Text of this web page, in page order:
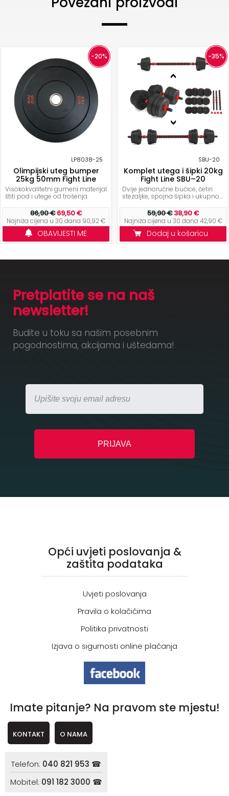
-20%
LP8038-25
Olimpijski uteg bumper
25kg 50mm Fight Line
Visokokvalitetni gumeni materijal
štiti pod i utege od trošenja.
86,90 €69,50 €
Najniža cijena u 30 dana 90,92 €
OBAVIJESTI ME
-35%
SBU-20
Komplet utega i šipki 20kg
Fight Line SBU–20
Dvije jednoručne bučice, četiri
stezaljke, spojna šipka i ukupno...
59,90 €38,90 €
Najniža cijena u 30 dana 42,90 €
Dodaj u košaricu
Pretplatite se na naš
newsletter!
Budite u toku sa našim posebnim
pogodnostima, akcijama i uštedama!
Opći uvjeti poslovanja &
zaštita podataka
Uvjeti poslovanja
Pravila o kolačićima
Politika privatnosti
Izjava o sigurnosti online plaćanja
Imate pitanje? Na pravom ste mjestu!
KONTAKT O NAMA
Telefon: 040 821 953 ☎
Mobitel: 091 182 3000 ☎